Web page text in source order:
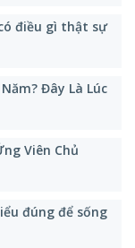
điều gì thật sự
Đây Là Lúc
Viên Chủ
đúng để sống